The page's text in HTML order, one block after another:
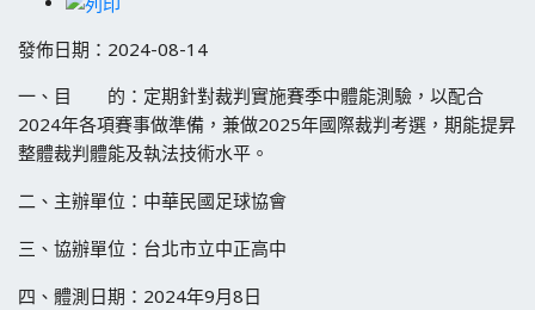
發佈日期：2024-08-14
一、目 的：定期針對裁判實施賽季中體能測驗，以配合
2024年各項賽事做準備，兼做2025年國際裁判考選，期能提昇
整體裁判體能及執法技術水平。
二、主辦單位：中華民國足球協會
三、協辦單位：台北市立中正高中
四、體測日期：2024年9月8日